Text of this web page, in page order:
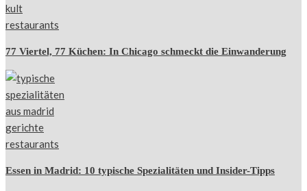
77 Viertel, 77 Küchen: In Chicago schmeckt die Einwanderung
Essen in Madrid: 10 typische Spezialitäten und Insider-Tipps